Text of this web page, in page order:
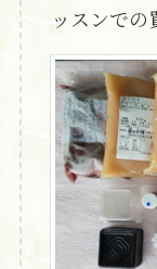
ッスンでの